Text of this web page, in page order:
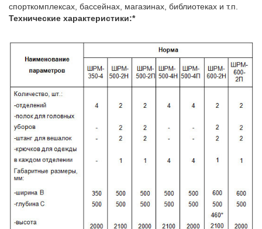
спорткомплексах, бассейнах, магазинах, библиотеках и т.п.
Технические характеристики:*